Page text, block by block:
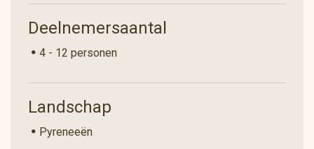
ervaring voor veeleisende en sportieve ruiters.
Deelnemersaantal
4 - 12 personen
Landschap
Pyreneeën